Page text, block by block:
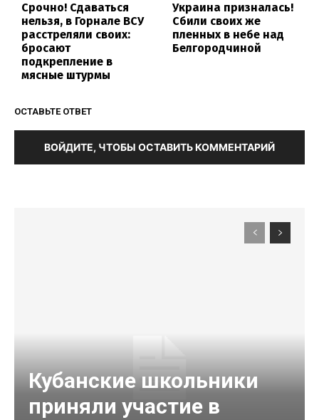
Срочно! Сдаваться
нельзя, в Горнале ВСУ
расстреляли своих:
бросают
подкрепление в
мясные штурмы
Украина призналась!
Сбили своих же
пленных в небе над
Белгородчиной
ОСТАВЬТЕ ОТВЕТ
ВОЙДИТЕ, ЧТОБЫ ОСТАВИТЬ КОММЕНТАРИЙ
Кубанские школьники
приняли участие в